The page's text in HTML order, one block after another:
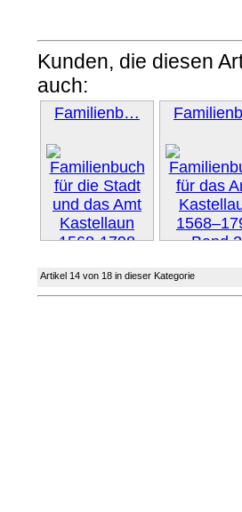
Kunden, die diesen
auch:
Familienb…
Weiter »
Artikel 14 von 18 in dieser Kategorie